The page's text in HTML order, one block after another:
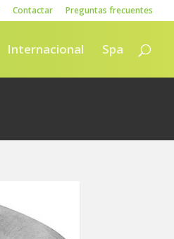
Contactar Preguntas frecuentes
Internacional Spa